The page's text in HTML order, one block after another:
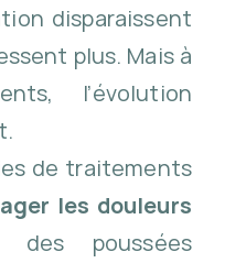
disparaissent
plus. Mais à
l’évolution
de traitements
les douleurs
poussées